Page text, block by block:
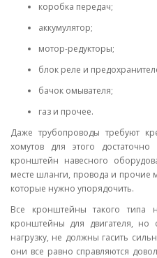
коробка передач;
аккумулятор;
мотор-редукторы;
блок реле и
бачок омывателя;
газ и прочее.
Даже трубопроводы требуют
хомутов для этого
кронштейн навесного
месте шланги, провода и прочие
которые нужно упорядочить.
Все кронштейны такого
кронштейны для двигателя,
нагрузку, не должны гасить
они все равно справляются